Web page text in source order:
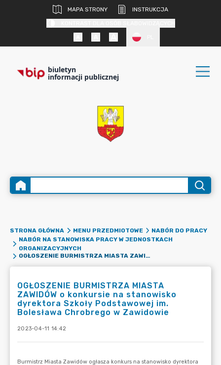
MAPA STRONY
INSTRUKCJA
biuletyn
informacji publicznej
STRONA GŁÓWNA MENU PRZEDMIOTOWE
NABÓR DO PRACY
NABÓR NA STANOWISKA PRACY W JEDNOSTKACH
ORGANIZACYJNYCH
OGŁOSZENIE BURMISTRZA MIASTA ZAWIDÓW O KONKURSIE NA STANOWISKO DYREKTORA SZKOŁY PODSTAWOWEJ IM. BOLESŁAWA CHROBREGO W ZAWIDOWIE
OGŁOSZENIE BURMISTRZA MIASTA
ZAWIDÓW o konkursie na stanowisko
dyrektora Szkoły Podstawowej im.
Bolesława Chrobrego w Zawidowie
2023-04-11 14:42